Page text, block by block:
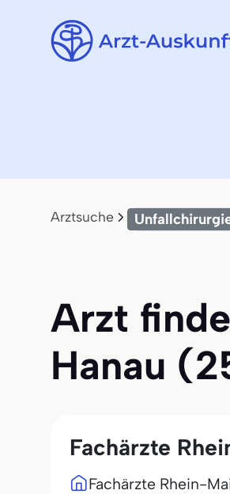
Arztsuche
Arzt
Hanau
Fachärzte
Fachärzte Rhein-